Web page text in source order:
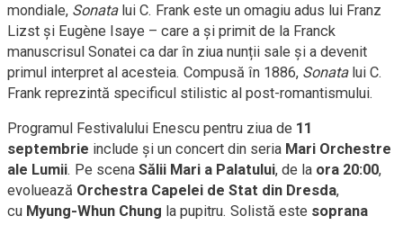
mondiale, Sonatalui C. Frank este un omagiu adus lui Franz
Lizst și Eugène Isaye – care a și primit de la Franck
manuscrisul Sonatei ca dar în ziua nunții sale şi a devenit
primul interpret al acesteia. Compusă în 1886, Sonatalui C.
Frank reprezintă specificul stilistic al post-romantismului.
Programul Festivalului Enescu pentru ziua de 11
septembrie include și un concert din seria Mari Orchestre
ale Lumii. Pe scena Sălii Mari a Palatului, de la ora 20:00,
evoluează Orchestra Capelei de Stat din Dresda,
cu Myung-Whun Chung la pupitru. Solistă este soprana